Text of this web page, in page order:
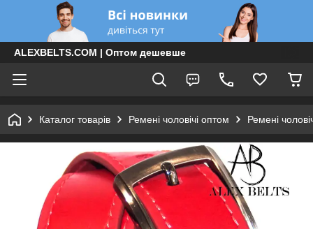
ALEXBELTS.COM | Оптом дешевше
Каталог товарів Ремені чоловічі оптом Ремені